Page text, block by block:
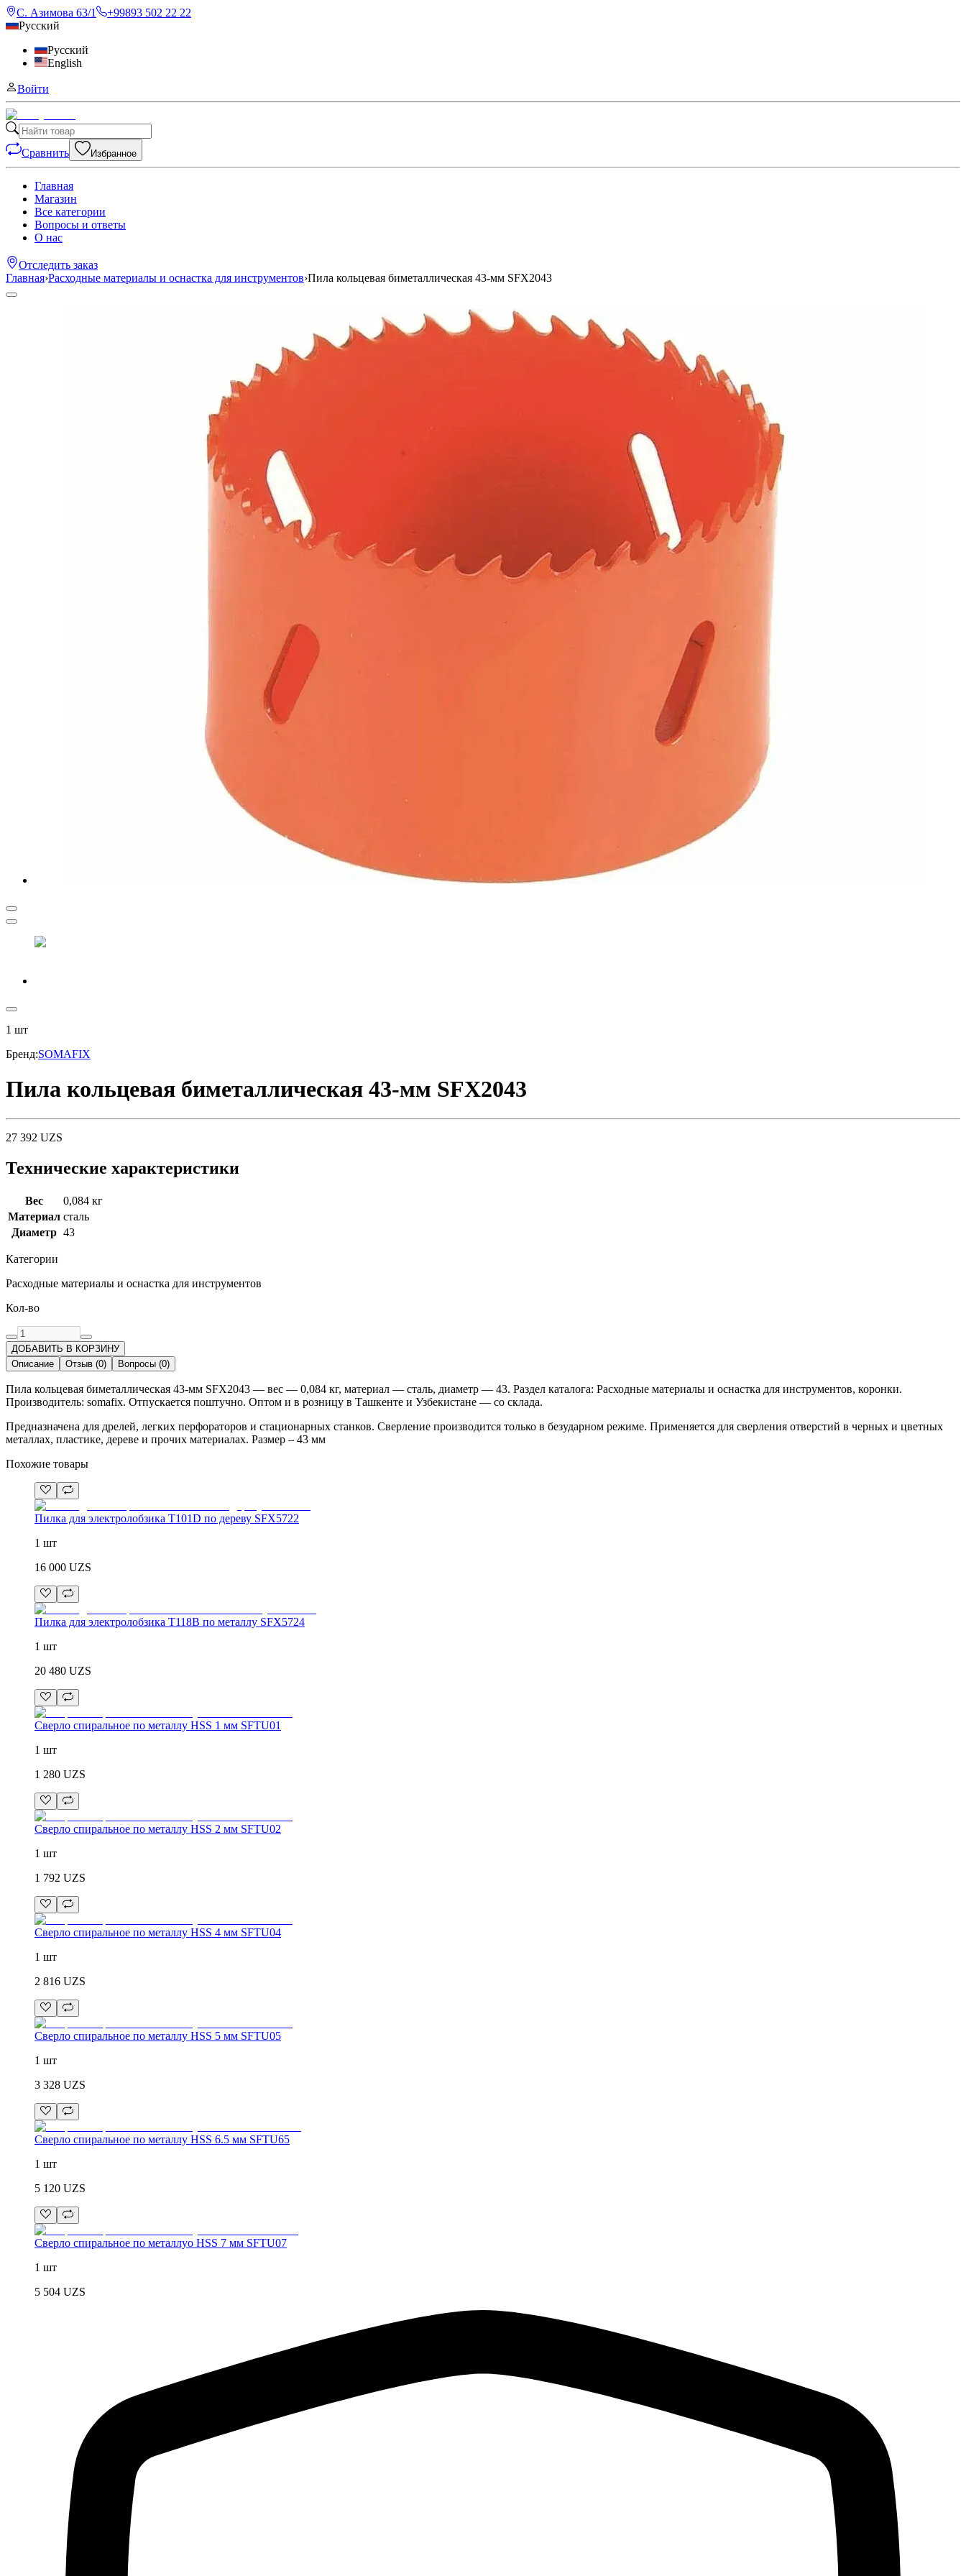
С. Азимова 63/1
+99893 502 22 22
Русский
Русский
English
Войти
Сравнить Избранное
Главная
Магазин
Все категории
Вопросы и ответы
О нас
Отследить заказ
Главная›Расходные материалы и оснастка для инструментов›Пила кольцевая биметаллическая 43-мм SFX2043
1 шт
Бренд:SOMAFIX
Пила кольцевая биметаллическая 43-мм SFX2043
27 392 UZS
Технические характеристики
Вес
0,084 кг
Материал сталь
Диаметр 43
Категории
Расходные материалы и оснастка для инструментов
Кол-во
ДОБАВИТЬ В КОРЗИНУ
Описание
Отзыв (0) Вопросы (0)
Пила кольцевая биметаллическая 43-мм SFX2043 — вес — 0,084 кг, материал — сталь, диаметр — 43. Раздел каталога: Расходные материалы и оснастка для инструментов, коронки.
Производитель: somafix. Отпускается поштучно. Оптом и в розницу в Ташкенте и Узбекистане — со склада.
Предназначена для дрелей, легких перфораторов и стационарных станков. Сверление производится только в безударном режиме. Применяется для сверления отверстий в черных и цветных
металлах, пластике, дереве и прочих материалах. Размер – 43 мм
Похожие товары
Пилка для электролобзика T101D по дереву SFX5722
1 шт
16 000 UZS
Пилка для электролобзика T118B по металлу SFX5724
1 шт
20 480 UZS
Сверло спиральное по металлу HSS 1 мм SFTU01
1 шт
1 280 UZS
Сверло спиральное по металлу HSS 2 мм SFTU02
1 шт
1 792 UZS
Сверло спиральное по металлу HSS 4 мм SFTU04
1 шт
2 816 UZS
Сверло спиральное по металлу HSS 5 мм SFTU05
1 шт
3 328 UZS
Сверло спиральное по металлу HSS 6.5 мм SFTU65
1 шт
5 120 UZS
Сверло спиральное по металлуо HSS 7 мм SFTU07
1 шт
5 504 UZS